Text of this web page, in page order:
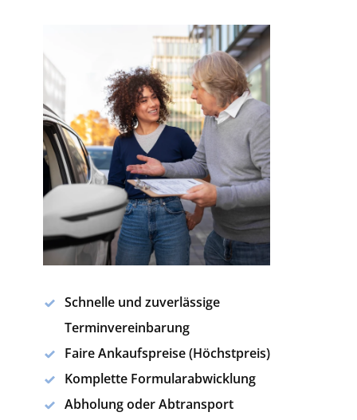
Schnelle und zuverlässige
Terminvereinbarung
Faire Ankaufspreise (Höchstpreis)
Komplette Formularabwicklung
Abholung oder Abtransport